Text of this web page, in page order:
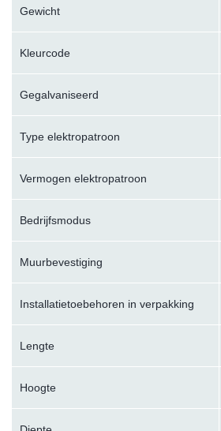
Gewicht
Kleurcode
Gegalvaniseerd
Type elektropatroon
Vermogen elektropatroon
Bedrijfsmodus
Muurbevestiging
Installatietoebehoren in verpakking
Lengte
Hoogte